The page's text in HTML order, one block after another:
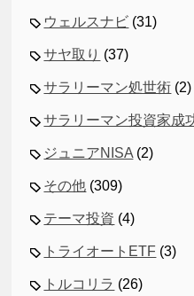
ウェルスナビ (31)
サヤ取り (37)
サラリーマン処世術 (2)
サラリーマン投資家成
ジュニアNISA (2)
その他 (309)
テーマ投資 (4)
トライオートETF (3)
トルコリラ (26)